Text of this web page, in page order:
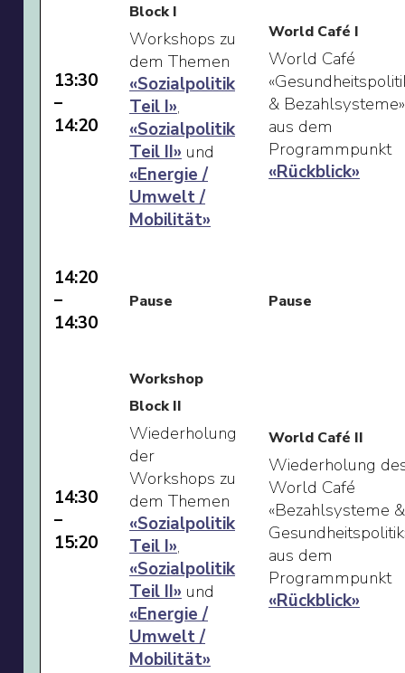
13:30
–
14:20
Block I
Workshops zu
dem Themen
«Sozialpolitik
Teil I»,
«Sozialpolitik
Teil II» und
«Energie /
Umwelt /
Mobilität»
World Café I
World Café
& Bezahlsysteme»
aus dem
Programmpunkt
«Rückblick»
14:20
–
14:30
Pause Pause
14:30
–
15:20
Workshop
Block II
Wiederholung
der
Workshops zu
dem Themen
«Sozialpolitik
Teil I»,
«Sozialpolitik
Teil II» und
«Energie /
Umwelt /
Mobilität»
World Café II
Wiederholung
World Café
«Bezahlsysteme &
aus dem
Programmpunkt
«Rückblick»